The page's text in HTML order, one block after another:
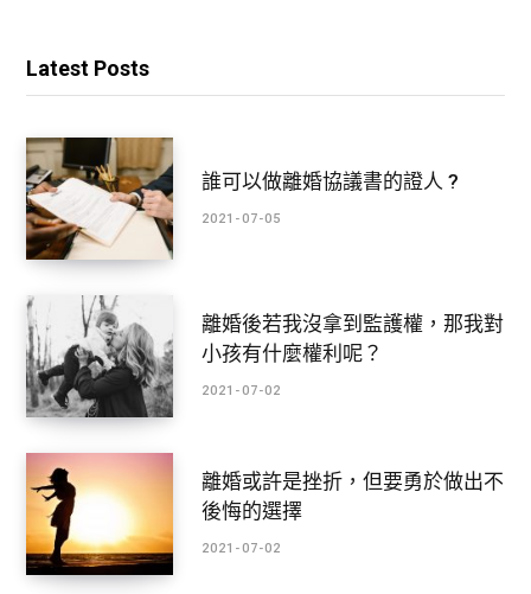
Latest Posts
誰可以做離婚協議書的證人 ?
2021-07-05
離婚後若我沒拿到監護權，那我對
小孩有什麼權利呢？
2021-07-02
離婚或許是挫折，但要勇於做出不
後悔的選擇
2021-07-02